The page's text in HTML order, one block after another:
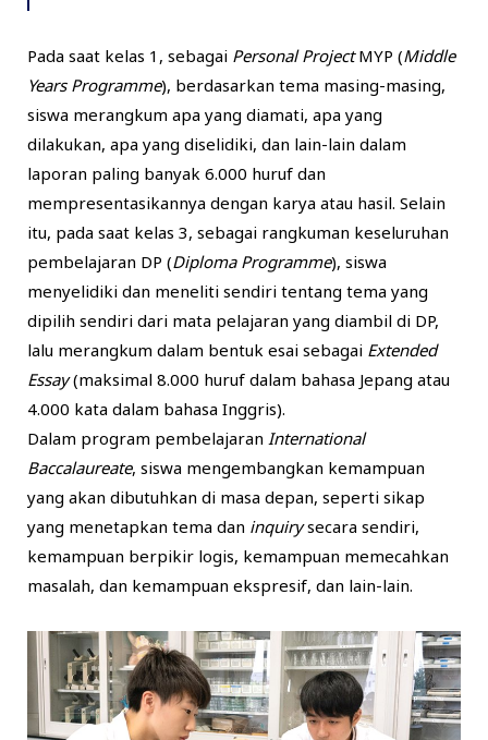
Pada saat kelas 1, sebagai Personal ProjectMYP (Middle
Years Programme), berdasarkan tema masing-masing,
siswa merangkum apa yang diamati, apa yang
dilakukan, apa yang diselidiki, dan lain-lain dalam
laporan paling banyak 6.000 huruf dan
mempresentasikannya dengan karya atau hasil. Selain
itu, pada saat kelas 3, sebagai rangkuman keseluruhan
pembelajaran DP (Diploma Programme), siswa
menyelidiki dan meneliti sendiri tentang tema yang
dipilih sendiri dari mata pelajaran yang diambil di DP,
lalu merangkum dalam bentuk esai sebagai Extended
Essay(maksimal 8.000 huruf dalam bahasa Jepang atau
4.000 kata dalam bahasa Inggris).
Dalam program pembelajaranInternational
Baccalaureate, siswa mengembangkan kemampuan
yang akan dibutuhkan di masa depan, seperti sikap
yang menetapkan tema dan inquirysecara sendiri,
kemampuan berpikir logis, kemampuan memecahkan
masalah, dan kemampuan ekspresif, dan lain-lain.